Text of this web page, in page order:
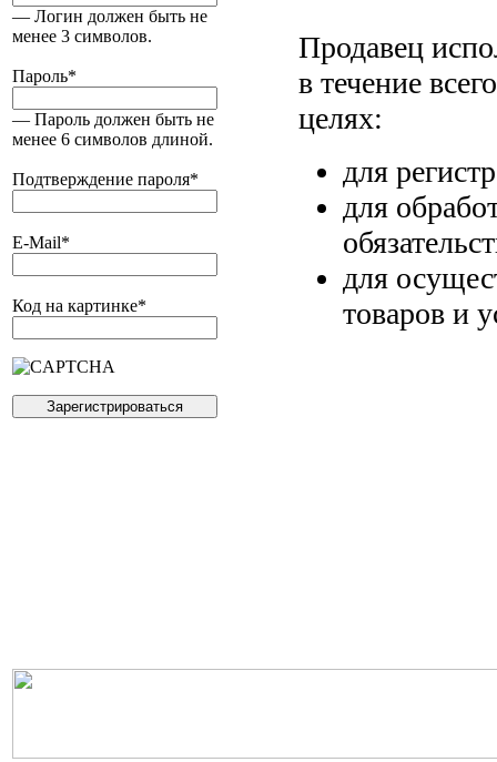
— Логин должен быть не
менее 3 символов.
Пароль*
— Пароль должен быть не
менее 6 символов длиной.
Подтверждение пароля*
E-Mail*
Код на картинке*
Продавец
в течение
целях:
для
для
для
товаров и